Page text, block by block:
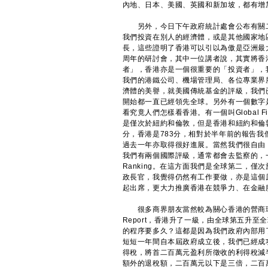
內地、日本、美國、英國和新加坡，都有
另外，今日下午政府統計處會公布有關
我們投資在別人的經濟體，或是其他國家
長，這些證明了香港可以引以為傲是亞洲
周年的研討會，其中一位講者說，其實將
者」，香港亦是一個很重要的「投資者」
我們的港鐵公司、機場管理局、各位專業
濟體的美譽，就美國傳統基金的評級，我
開始都一直已經領先全球。另外有一個數
看究竟人們怎樣看香港。有一個叫Global
是僅次於紐約和倫敦，但是香港和紐約和
分，香港是783分，相對於半年前的報告
過去一年亦取得很好進展。當然我們很自
我們有兩個國際評級，通常都會去監察的
Ranking。在這方面我們是全球第二，僅
政長官，我覺得仍然有工作要做，亦是這
起出席，更大力推廣香港在競爭力、在金
很多商界朋友當然較為關心香港的營商
Report，香港升了一級，由全球第五升至
的程序要多久？這都是因為我們政府內部
短短一年間自本屆政府成立後，我們已經
得稅，將首二百萬元盈利所徵收的利得稅
額外的退稅額，二百萬元以下是三倍，二